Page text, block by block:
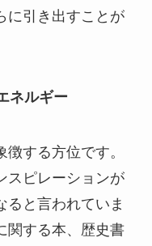
に引き出すことが
ネルギー
する方位です。
スピレーションが
ると言われていま
関する本、歴史書